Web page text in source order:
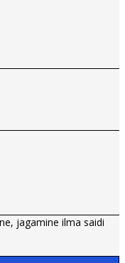
jagamine ilma saidi